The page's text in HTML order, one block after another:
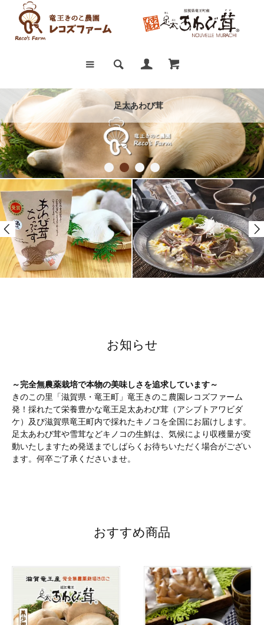
足太あわび茸
足太あわび茸 あわび茸山椒煮 あわび茸ちっぷす
お知らせ
～完全無農薬栽培で本物の美味しさを追求しています～
きのこの里「滋賀県・竜王町」竜王きのこ農園レコズファーム
発！採れたて栄養豊かな竜王足太あわび茸（アシブトアワビダ
ケ）及び滋賀県竜王町内で採れたキノコを全国にお届けします。
足太あわび茸や雪茸などキノコの生鮮は、気候により収穫量が変
動いたしますため発送までしばらくお待ちいただく場合がござい
ます。何卒ご了承くださいませ。
おすすめ商品